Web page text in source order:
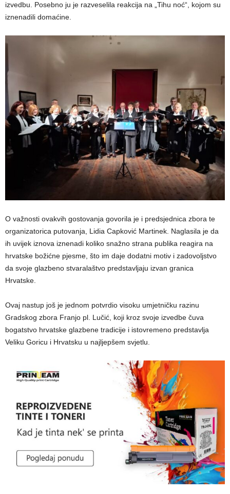
izvedbu. Posebno ju je razveselila reakcija na „Tihu noć“, kojom su
iznenadili domaćine.
O važnosti ovakvih gostovanja govorila je i predsjednica zbora te
organizatorica putovanja, Lidia Capković Martinek. Naglasila je da
ih uvijek iznova iznenadi koliko snažno strana publika reagira na
hrvatske božićne pjesme, što im daje dodatni motiv i zadovoljstvo
da svoje glazbeno stvaralaštvo predstavljaju izvan granica
Hrvatske.
Ovaj nastup još je jednom potvrdio visoku umjetničku razinu
Gradskog zbora Franjo pl. Lučić, koji kroz svoje izvedbe čuva
bogatstvo hrvatske glazbene tradicije i istovremeno predstavlja
Veliku Goricu i Hrvatsku u najljepšem svjetlu.